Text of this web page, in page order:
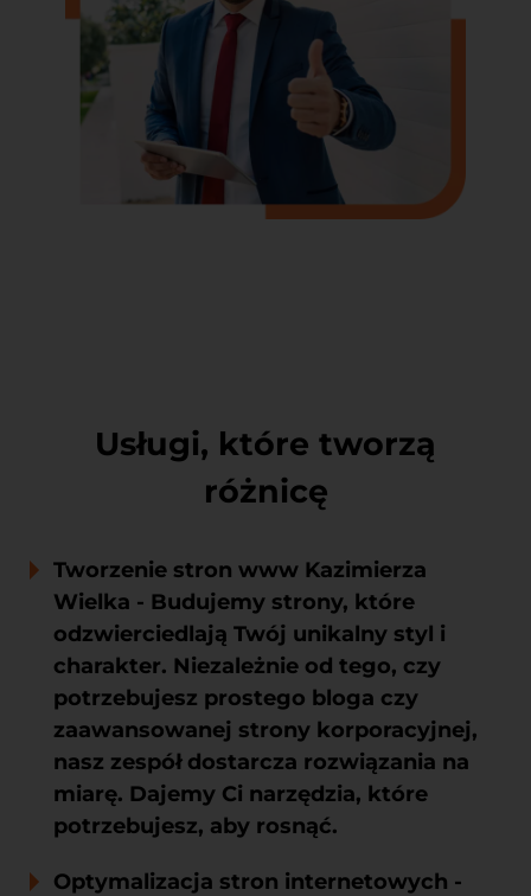
Usługi, które tworzą
różnicę
Tworzenie stron www Kazimierza
Wielka - Budujemy strony, które
odzwierciedlają Twój unikalny styl i
charakter. Niezależnie od tego, czy
potrzebujesz prostego bloga czy
zaawansowanej strony korporacyjnej,
nasz zespół dostarcza rozwiązania na
miarę. Dajemy Ci narzędzia, które
potrzebujesz, aby rosnąć.
Optymalizacja stron internetowych -